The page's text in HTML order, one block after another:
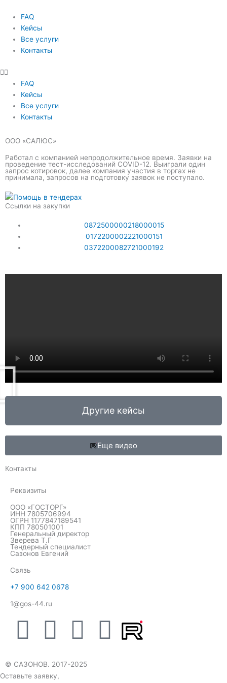
FAQ
Кейсы
Все услуги
Контакты
FAQ
Кейсы
Все услуги
Контакты
ООО «САЛЮС»
Работал с компанией непродолжительное время. Заявки на
проведение тест-исследований COVID-12. Выиграли один
запрос котировок, далее компания участия в торгах не
принимала, запросов на подготовку заявок не поступало.
Ссылки на закупки
0872500000218000015
0172200002221000151
0372200082721000192
Другие кейсы
Еще видео
Контакты
Реквизиты
ООО «ГОСТОРГ»
ИНН 7805706994
ОГРН 1177847189541
КПП 780501001
Генеральный директор
Зверева Т.Г
Тендерный специалист
Сазонов Евгений
Связь
+7 900 642 0678
1@gos-44.ru
W
h
T
e
V
k
Y
© САЗОНОВ. 2017-2025
Оставьте заявку,